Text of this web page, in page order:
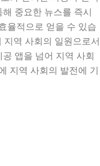
중요한 뉴스를 즉시
율적으로 얻을 수 있습
역 사회의 일원으로서
앱을 넘어 지역 사회
지역 사회의 발전에 기